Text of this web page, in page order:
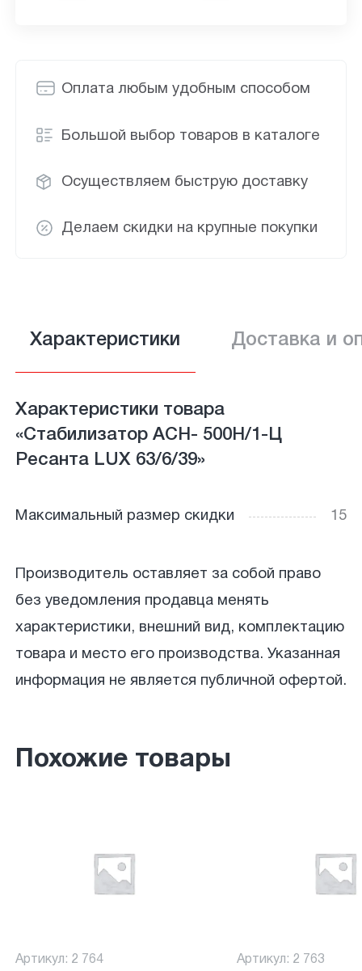
Оплата любым удобным способом
Большой выбор товаров в каталоге
Осуществляем быструю доставку
Делаем скидки на крупные покупки
Характеристики Доставка и
Характеристики товара
«Стабилизатор АСН- 500Н/1-Ц
Ресанта LUX 63/6/39»
Максимальный размер скидки 15
Производитель оставляет за собой право
без уведомления продавца менять
характеристики, внешний вид, комплектацию
товара и место его производства. Указанная
информация не является публичной офертой.
Похожие товары
Артикул: 2 764 Артикул: 2 763